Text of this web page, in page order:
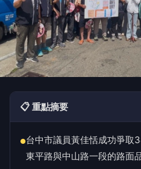
📋 重點摘要
●台中市議員黃佳恬成功爭取
東平路與中山路一段的路面品